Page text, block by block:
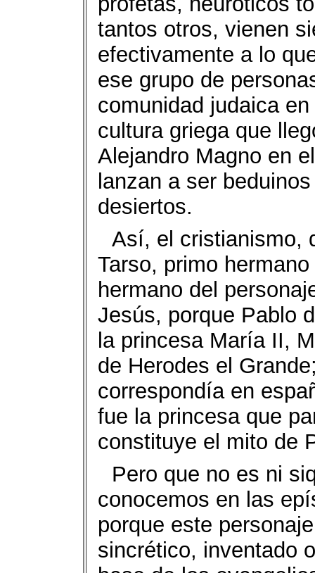
tantos otros, vienen
efectivamente a lo
ese grupo de
comunidad judaica
cultura griega que
Alejandro Magno en
lanzan a ser
desiertos.
Así, el cristianismo,
Tarso, primo
hermano del
Jesús, porque Pablo
la princesa María II,
de Herodes el
correspondía en
fue la princesa que
constituye el mito de
Pero que no es ni
conocemos en las
porque este
sincrético, inventado